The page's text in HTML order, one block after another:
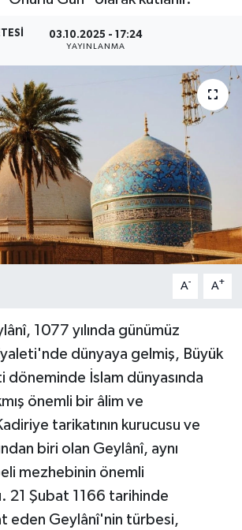
03.10.2025 - 17:24
YAYINLANMA
A- A+
1077 yılında günümüz
dünyaya gelmiş, Büyük
döneminde İslam dünyasında
önemli bir âlim ve
tarikatının kurucusu ve
biri olan Geylânî, aynı
mezhebinin önemli
21 Şubat 1166 tarihinde
eden Geylânî'nin türbesi,